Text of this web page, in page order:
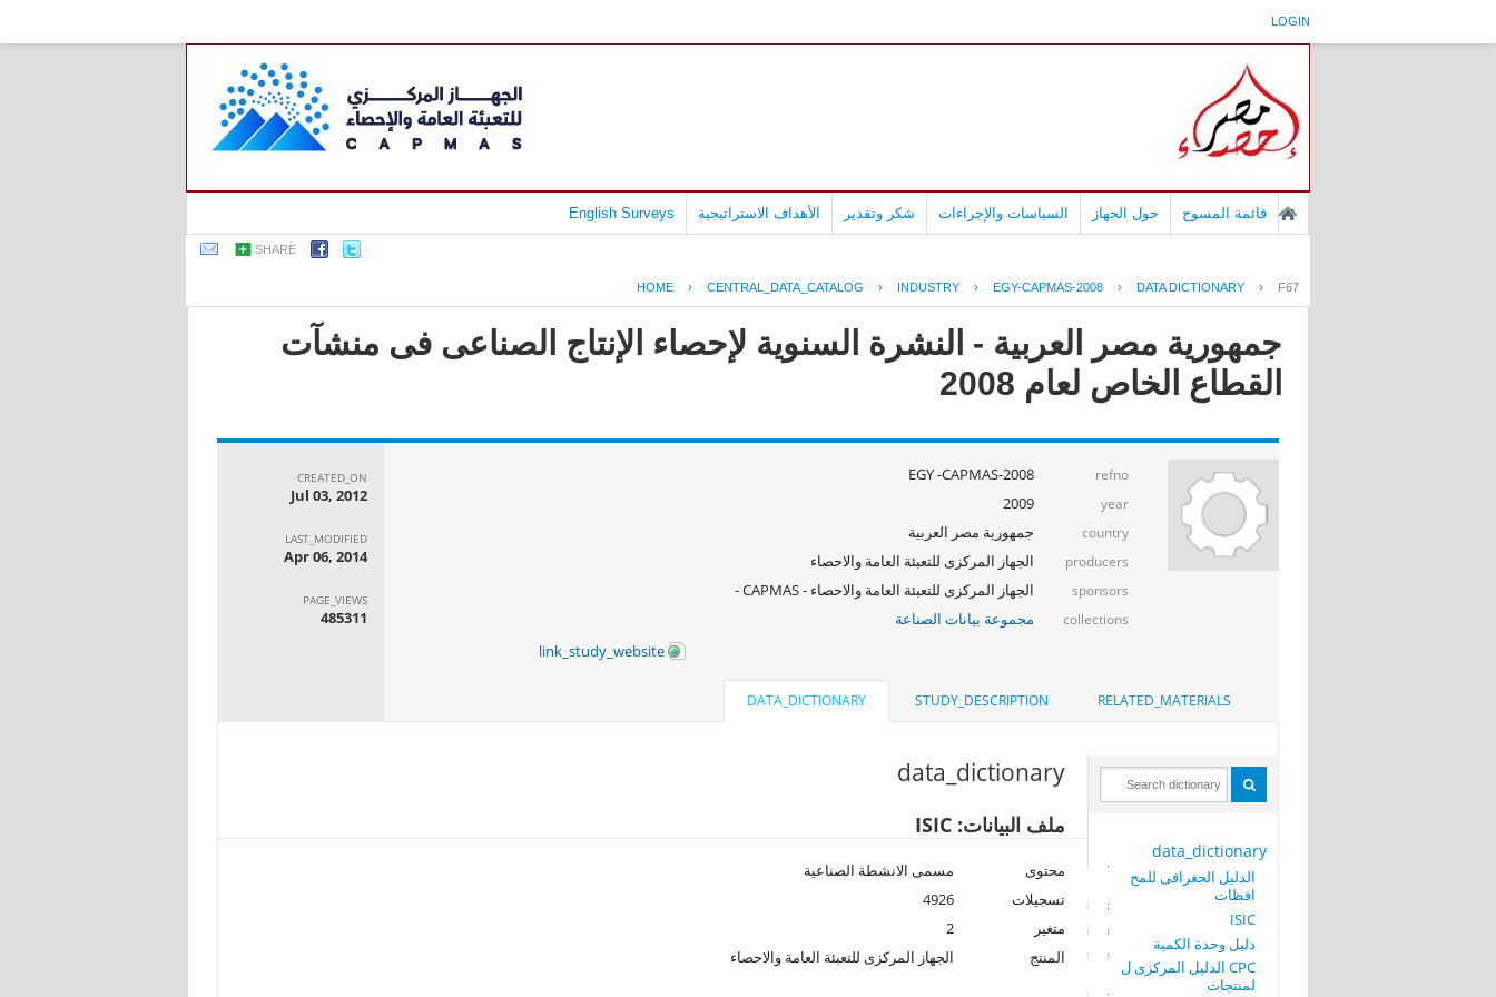
LOGIN
قائمة المسوح حول الجهاز السياسات والإجراءات شكر وتقدير الأهداف الاستراتيجية English Surveys
SHARE
HOME › CENTRAL_DATA_CATALOG › INDUSTRY › EGY-CAPMAS-2008 › DATA DICTIONARY › F67
جمهورية مصر العربية - النشرة السنوية لإحصاء الإنتاج الصناعى فى منشآت
القطاع الخاص لعام 2008
refno
EGY -CAPMAS-2008
year
2009
country جمهورية مصر العربية
producers الجهاز المركزى للتعبئة العامة والاحصاء
sponsors الجهاز المركزى للتعبئة العامة والاحصاء - CAPMAS -
collections
مجموعة بيانات الصناعة
link_study_website
CREATED_ON
Jul 03, 2012
LAST_MODIFIED
Apr 06, 2014
PAGE_VIEWS
485311
RELATED_MATERIALS
STUDY_DESCRIPTION
DATA_DICTIONARY
data_dictionary
الدليل الجغرافى للمح
افظات
ISIC
دليل وحدة الكمية
CPC الدليل المركزى ل
لمنتجات
data_dictionary
ملف البيانات: ISIC
محتوى
مسمى الانشطة الصناعية
تسجيلات
4926
متغير
2
المنتج
الجهاز المركزى للتعبئة العامة والاحصاء